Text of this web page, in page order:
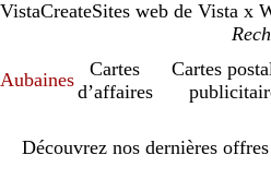
VistaCreateSites web de Vista x
Aubaines
Cartes
d’affaires
Cartes
Découvrez nos dernières